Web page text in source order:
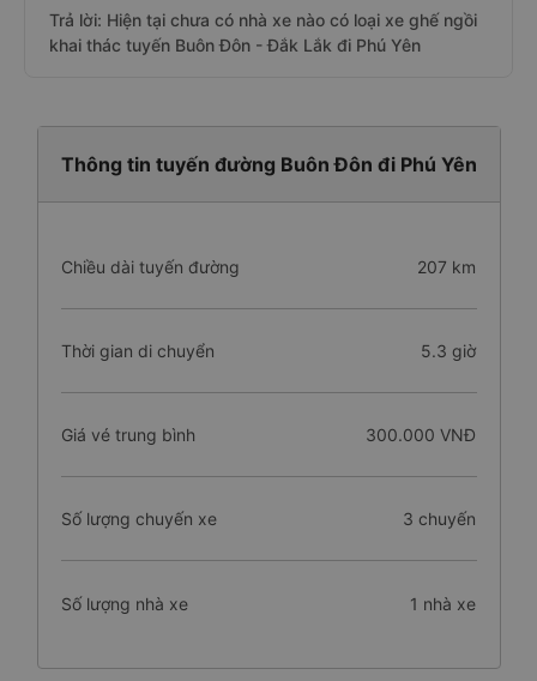
Trả lời: Hiện tại chưa có nhà xe nào có loại xe ghế ngồi
khai thác tuyến Buôn Đôn - Đắk Lắk đi Phú Yên
Thông tin tuyến đường Buôn Đôn đi Phú Yên
Chiều dài tuyến đường 207 km
Thời gian di chuyển 5.3 giờ
Giá vé trung bình 300.000 VNĐ
Số lượng chuyến xe 3 chuyến
Số lượng nhà xe 1 nhà xe